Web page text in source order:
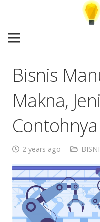
Bisnis
Makna,
Contohnya
2 years ago